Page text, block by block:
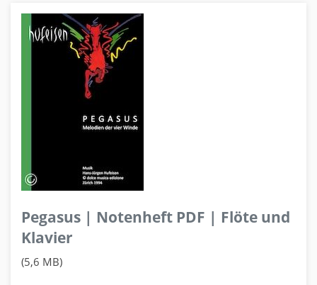
Pegasus | Notenheft PDF | Flöte und
Klavier
(5,6 MB)